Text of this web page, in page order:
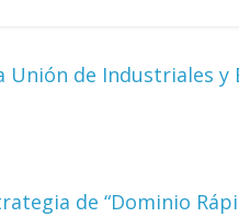
de Industriales y
de “Dominio
Martínez Molina
28